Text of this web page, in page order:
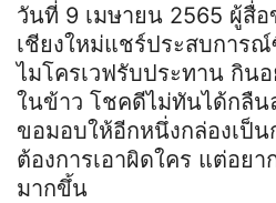
วันที่ 9 เมษายน 2565 ผู้สื่
เชียงใหม่แชร์ประสบการ
ไมโครเวฟรับประทาน กิน
ในข้าว โชคดีไม่ทันได้กลืน
ขอมอบให้อีกหนึ่งกล่องเป็น
ต้องการเอาผิดใคร แต่อยา
มากขึ้น